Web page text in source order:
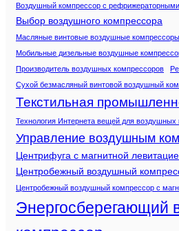
Воздушный компрессор с
Выбор воздушного компрессора
Масляные винтовые воздушные компрессоры
Мобильные дизельные воздушные
Производитель воздушных компрессоров
Сухой безмасляный винтовой воздушный
Текстильная
Технология Интернета вещей для воздушных
Управление воздушным
Центрифуга с магнитной
Центробежный воздушный
Центробежный воздушный компрессор с
Энергосберегающий